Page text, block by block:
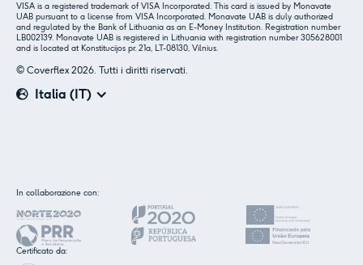
VISA is a registered trademark of VISA Incorporated. This card is issued by Monavate
UAB pursuant to a license from VISA Incorporated. Monavate UAB is duly authorized
and regulated by the Bank of Lithuania as an E-Money Institution. Registration number
LB002139. Monavate UAB is registered in Lithuania with registration number 305628001
and is located at Konstitucijos pr. 21a, LT-08130, Vilnius.
Italia (IT)
© Coverflex 2026. Tutti i diritti riservati.
In collaborazione con:
Certificato da:
Insieme ai nostri partner utilizziamo cookie o
tecnologie simili, come specificato nellacookie
policy..